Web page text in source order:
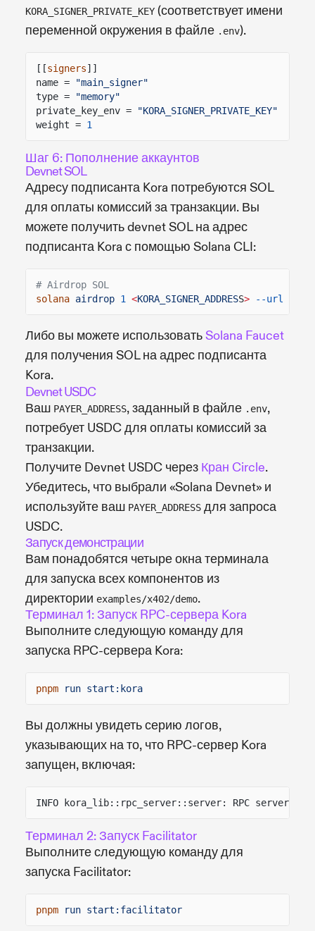
KORA_SIGNER_PRIVATE_KEY (соответствует имени
переменной окружения в файле .env).
[[signers]]
name =
"main_signer"
type =
"memory"
private_key_env =
"KORA_SIGNER_PRIVATE_KEY"
weight = 1
Шаг 6: Пополнение аккаунтов
Devnet SOL
Адресу подписанта Kora потребуются SOL
для оплаты комиссий за транзакции. Вы
можете получить devnet SOL на адрес
подписанта Kora с помощью Solana CLI:
# Airdrop SOL
solana airdrop 1 <KORA_SIGNER_ADDRESS> --url
Либо вы можете использоватьSolana Faucet
для получения SOL на адрес подписанта
Kora.
Devnet USDC
Ваш PAYER_ADDRESS, заданный в файле .env,
потребует USDC для оплаты комиссий за
транзакции.
Получите Devnet USDC через Кран Circle.
Убедитесь, что выбрали «Solana Devnet» и
используйте ваш PAYER_ADDRESS для запроса
USDC.
Запуск демонстрации
Вам понадобятся четыре окна терминала
для запуска всех компонентов из
директории examples/x402/demo.
Терминал 1: Запуск RPC-сервера Kora
Выполните следующую команду для
запуска RPC-сервера Kora:
pnpm run start:kora
Вы должны увидеть серию логов,
указывающих на то, что RPC-сервер Kora
запущен, включая:
INFO kora_lib::rpc_server::server: RPC server
Терминал 2: Запуск Facilitator
Выполните следующую команду для
запуска Facilitator:
pnpm run start:facilitator